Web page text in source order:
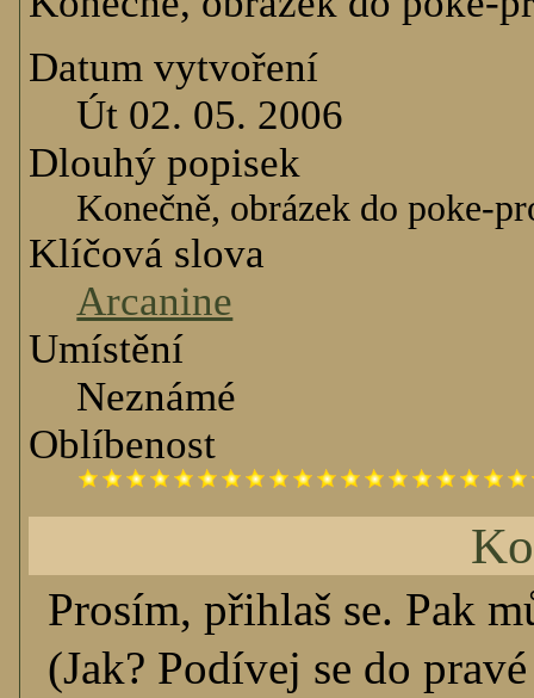
Datum vytvoření
Út 02. 05. 2006
Dlouhý popisek
Konečně, obrázek do poke-
Klíčová slova
Arcanine
Umístění
Neznámé
Oblíbenost
Prosím, přihlaš se. Pak
(Jak? Podívej se do